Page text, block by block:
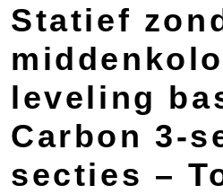
Statief
leveling
Carbon 3-
secties –